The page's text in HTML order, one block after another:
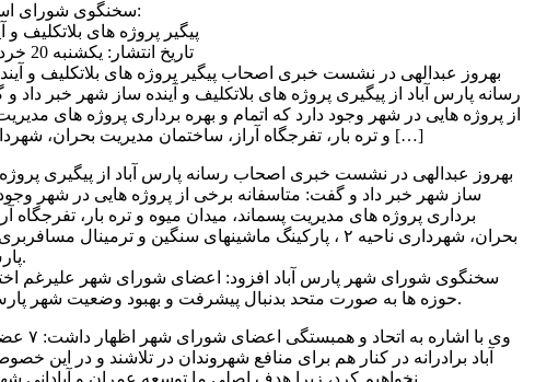
سخنگوی شورای اسلامی شهر پارس آباد:
پیگیر پروژه های بلاتکلیف
تاریخ انتشار: یکشنبه 20 خرداد 1397 | 22:15 ب.ظ
رسانه پارس آباد از پیگیری پروژه های بلاتکلیف و آینده ساز شهر خبر داد
از پروژه هایی در شهر وجود دارد که اتمام و بهره برداری پروژه های
و تره بار، تفرجگاه آراز، ساختمان مدیریت بحران، شهرداری ناحیه ۲ ، پارکینگ […]
بهروز عبدالهی در نشست خبری اصحاب رسانه پارس آباد از پیگیری پروژه
ساز شهر خبر داد و گفت: متاسفانه برخی از پروژه هایی در شهر وجود
برداری پروژه های مدیریت پسماند، میدان میوه و تره بار، تفرجگاه
بحران، شهرداری ناحیه ۲ ، پارکینگ ماشینهای سنگین و ترمینال
پارس آباد تاثیرگذار باشد.
سخنگوی شورای شهر پارس آباد افزود: اعضای شورای شهر علیرغم
حوزه ها به صورت متحد بدنبال پیشرفت و بهبود وضعیت شهر پارس آباد تلاش می کنیم.
وی با
آباد برادرانه در کنار هم برای منافع شهروندان در تلاشند و در این